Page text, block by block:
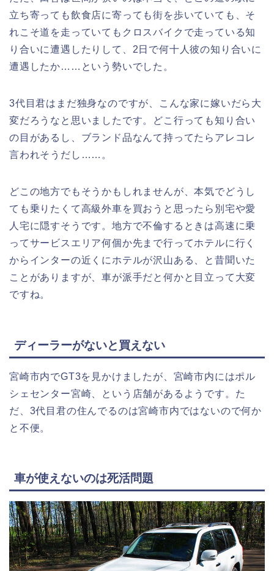
立ち寄っても飲食店に寄っても街を歩いていても、そ
れこそ道を走っていてもクロスバイクで走っている知
り合いに遭遇したりして、2日で何十人彼の知り合いに
遭遇したか……という勢いでした。
3代目君はまだ独身なのですが、こんな家に嫁いだら大
変だろうなと思いましたです。どこ行っても知り合い
の目があるし、ブランド品なんて持ってたらアレコレ
言われそうだし……。
どこの地方でもそうかもしれませんが、本気でどうし
ても乗りたくて高級外車を買おうと思ったら別宅や愛
人宅に隠すそうです。地方で不倫するときは高速に乗
ってサービスエリア何個か先まで行ってホテルに行く
からインターの近くにホテルが沢山ある、と昔聞いた
ことがありますが、車が派手だと何かと目立って大変
ですね。
ディーラーがないと買えない
宮崎市内でGT3を見かけましたが、宮崎市内にはポル
シェセンター宮崎、という店舗があるようです。た
だ、3代目君の住んでるのは宮崎市内ではないので何か
と不便。
車が使えないのは死活問題